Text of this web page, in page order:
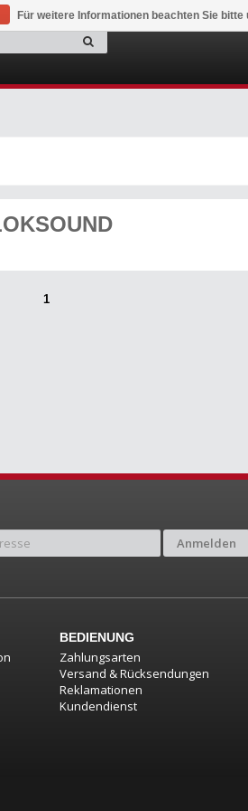
1
Anmelden
BEDIENUNG
Zahlungsarten
Versand & Rücksendungen
Reklamationen
Kundendienst
Für weitere Informationen beachten Sie